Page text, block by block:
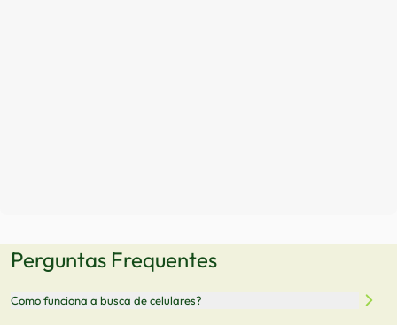
Perguntas Frequentes
Como funciona a busca de celulares?